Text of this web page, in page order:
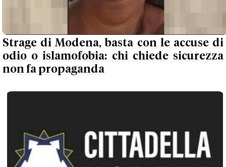
Strage di Modena, basta con le accuse di
odio o islamofobia: chi chiede sicurezza
non fa propaganda